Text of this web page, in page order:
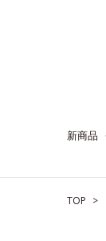
新商品
TOP